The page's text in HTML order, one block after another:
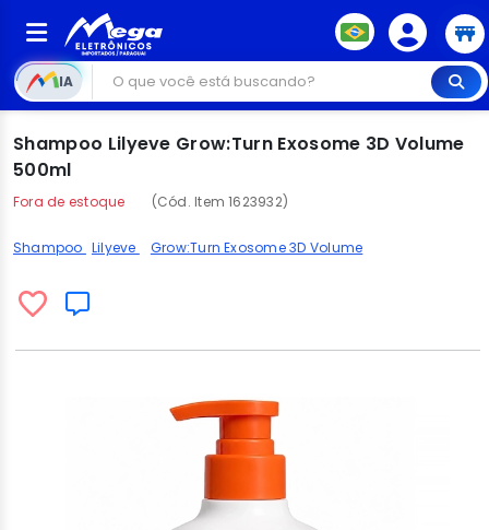
IA
Shampoo Lilyeve Grow:Turn Exosome 3D Volume
500ml
Fora de estoque (Cód. Item 1623932)
Shampoo Lilyeve Grow:Turn Exosome 3D Volume